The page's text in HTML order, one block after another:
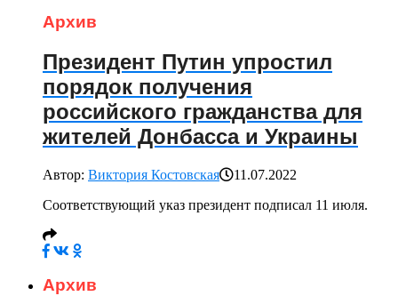
Архив
Президент Путин упростил
порядок получения
российского гражданства для
жителей Донбасса и Украины
Автор: Виктория Костовская
11.07.2022
Соответствующий указ президент подписал 11 июля.
Архив